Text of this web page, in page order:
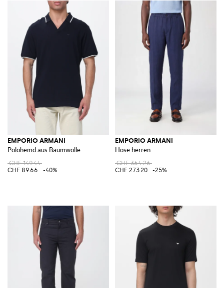
EMPORIO ARMANI
Polohemd aus Baumwolle
CHF 149.44
CHF 89.66
-40%
EMPORIO ARMANI
Hose herren
CHF 364.26
CHF 273.20
-25%